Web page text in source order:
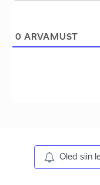
0 ARVAMUST
Oled siin